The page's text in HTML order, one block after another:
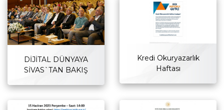
DİJİTAL DÜNYAYA
SİVAS`TAN BAKIŞ
Kredi Okuryazarlık
Haftası